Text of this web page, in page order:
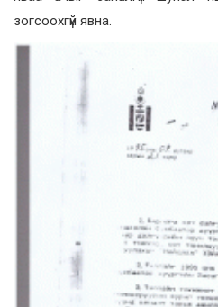
зогсоохгүй явна.